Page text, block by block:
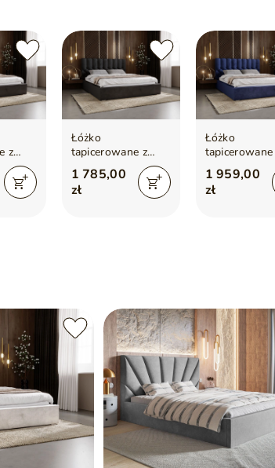
z
Łóżko
tapicerowane z
pojemnikiem i
stelażem 120x200
cm Roma Czarne
1 785,00
zł
Łóżko
tapicerowane
pojemnikiem i
stelażem
cm Roma
1 959,00
zł